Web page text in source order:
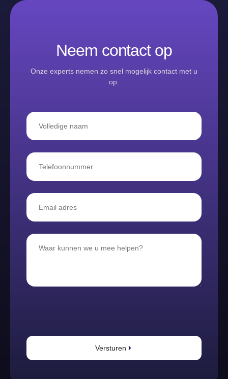
Neem contact op
Onze experts nemen zo snel mogelijk contact met u
op.
Versturen